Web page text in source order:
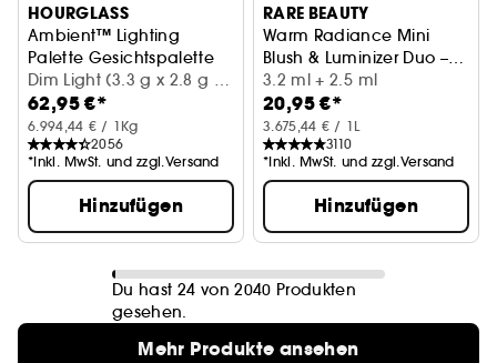
HOURGLASS
Ambient™ Lighting
Palette Gesichtspalette
Dim Light (3.3 g x 2.8 g x
3 g)
62,95 €*
6.994,44 € / 1Kg
2056
*Inkl. MwSt. und zzgl.Versand
Hinzufügen
RARE BEAUTY
Warm Radiance Mini
Blush & Luminizer Duo –
Mini-Duo aus Rouge und
Highlighter
3.2 ml + 2.5 ml
20,95 €*
3.675,44 € / 1L
3110
*Inkl. MwSt. und zzgl.Versand
Hinzufügen
Du hast 24 von 2040 Produkten
gesehen.
Mehr Produkte ansehen